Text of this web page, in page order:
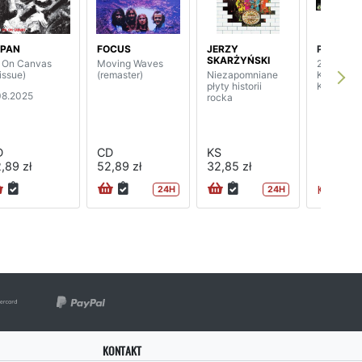
Canvas
zł
FOCUS
Moving Waves
(remaster)
CD
52,89 zł
24H
JERZY
SKARŻYŃSKI
Niezapomniane
płyty historii
rocka
KS
32,85 zł
24H
PETER
Kraków
Klub
KUP BILET
KONTAKT